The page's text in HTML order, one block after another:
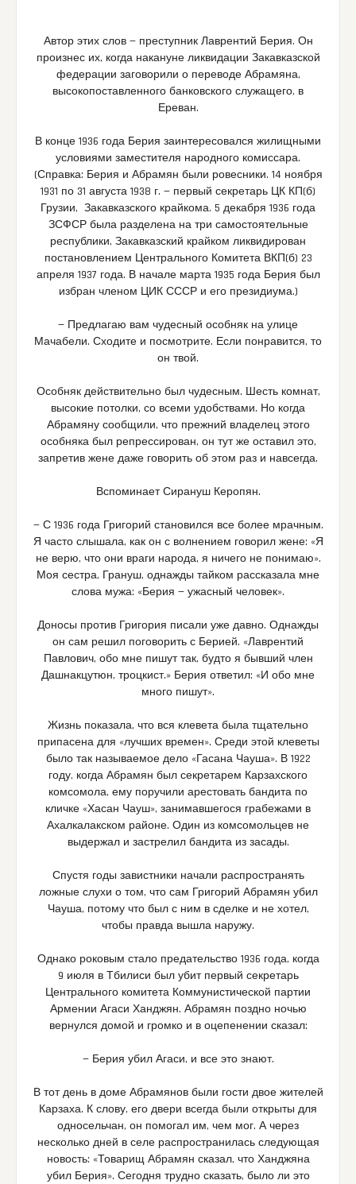
Автор этих слов — преступник Лаврентий Берия. Он
произнес их, когда накануне ликвидации Закавказской
федерации заговорили о переводе Абрамяна,
высокопоставленного банковского служащего, в
Ереван.
В конце 1936 года Берия заинтересовался жилищными
условиями заместителя народного комиссара.
(Справка: Берия и Абрамян были ровесники. 14 ноября
1931 по 31 августа 1938 г. — первый секретарь ЦК КП(б)
Грузии, Закавказского крайкома. 5 декабря 1936 года
ЗСФСР была разделена на три самостоятельные
республики, Закавказский крайком ликвидирован
постановлением Центрального Комитета ВКП(б) 23
апреля 1937 года. В начале марта 1935 года Берия был
избран членом ЦИК СССР и его президиума.)
— Предлагаю вам чудесный особняк на улице
Мачабели. Сходите и посмотрите. Если понравится, то
он твой.
Особняк действительно был чудесным. Шесть комнат,
высокие потолки, со всеми удобствами. Но когда
Абрамяну сообщили, что прежний владелец этого
особняка был репрессирован, он тут же оставил это,
запретив жене даже говорить об этом раз и навсегда.
Вспоминает Сирануш Керопян.
— С 1936 года Григорий становился все более мрачным.
Я часто слышала, как он с волнением говорил жене: «Я
не верю, что они враги народа, я ничего не понимаю».
Моя сестра, Грануш, однажды тайком рассказала мне
слова мужа: «Берия — ужасный человек».
Доносы против Григория писали уже давно. Однажды
он сам решил поговорить с Берией. «Лаврентий
Павлович, обо мне пишут так, будто я бывший член
Дашнакцутюн, троцкист.» Берия ответил: «И обо мне
много пишут».
Жизнь показала, что вся клевета была тщательно
припасена для «лучших времен». Среди этой клеветы
было так называемое дело «Гасана Чауша». В 1922
году, когда Абрамян был секретарем Карзахского
комсомола, ему поручили арестовать бандита по
кличке «Хасан Чауш», занимавшегося грабежами в
Ахалкалакском районе. Один из комсомольцев не
выдержал и застрелил бандита из засады.
Спустя годы завистники начали распространять
ложные слухи о том, что сам Григорий Абрамян убил
Чауша, потому что был с ним в сделке и не хотел,
чтобы правда вышла наружу.
Однако роковым стало предательство 1936 года, когда
9 июля в Тбилиси был убит первый секретарь
Центрального комитета Коммунистической партии
Армении Агаси Ханджян. Абрамян поздно ночью
вернулся домой и громко и в оцепенении сказал:
— Берия убил Агаси, и все это знают.
В тот день в доме Абрамянов были гости двое жителей
Карзаха. К слову, его двери всегда были открыты для
односельчан, он помогал им, чем мог. А через
несколько дней в селе распространилась следующая
новость: «Товарищ Абрамян сказал, что Ханджяна
убил Берия». Сегодня трудно сказать, было ли это